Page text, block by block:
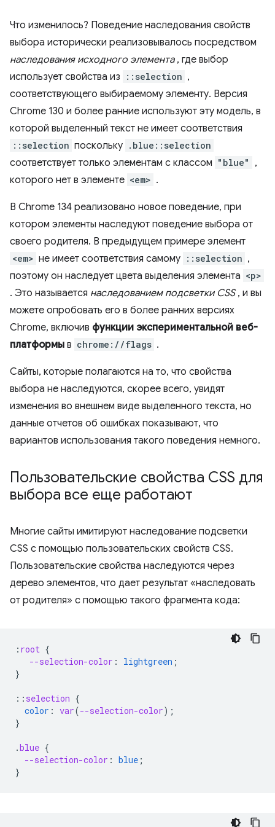
Что изменилось? Поведение наследования свойств
выбора исторически реализовывалось посредством
наследования исходного элемента, где выбор
использует свойства из
::selection ,
соответствующего выбираемому элементу. Версия
Chrome 130 и более ранние используют эту модель, в
которой выделенный текст не имеет соответствия
::selection поскольку .blue::selection
соответствует только элементам с классом "blue"
,
которого нет в элементе <em> .
В Chrome 134 реализовано новое поведение, при
котором элементы наследуют поведение выбора от
своего родителя. В предыдущем примере элемент
<em> не имеет соответствия самому ::selection ,
поэтому он наследует цвета выделения элемента <p>
. Это называется наследованием подсветки CSS, и вы
можете опробовать его в более ранних версиях
Chrome, включив функции экспериментальной веб-
платформы в chrome://flags .
Сайты, которые полагаются на то, что свойства
выбора не наследуются, скорее всего, увидят
изменения во внешнем виде выделенного текста, но
данные отчетов об ошибках показывают, что
вариантов использования такого поведения немного.
Пользовательские свойства CSS для
выбора все еще работают
Многие сайты имитируют наследование подсветки
CSS с помощью пользовательских свойств CSS.
Пользовательские свойства наследуются через
дерево элементов, что дает результат «наследовать
от родителя» с помощью такого фрагмента кода:
: root {
--selection-color : lightgreen ;
}
:: selection {
color : var(--selection-color);
}
.blue {
--selection-color : blue ;
}